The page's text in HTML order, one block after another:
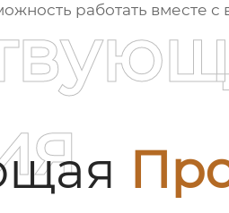
работать вместе